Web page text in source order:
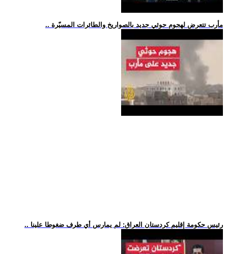
.. مأرب تتعرض لهجوم حوثي جديد بالصواريخ والطائرات المسيّرة
.. رئيس حكومة إقليم كردستان العراق: لم يمارس أي طرف ضغوطا علينا